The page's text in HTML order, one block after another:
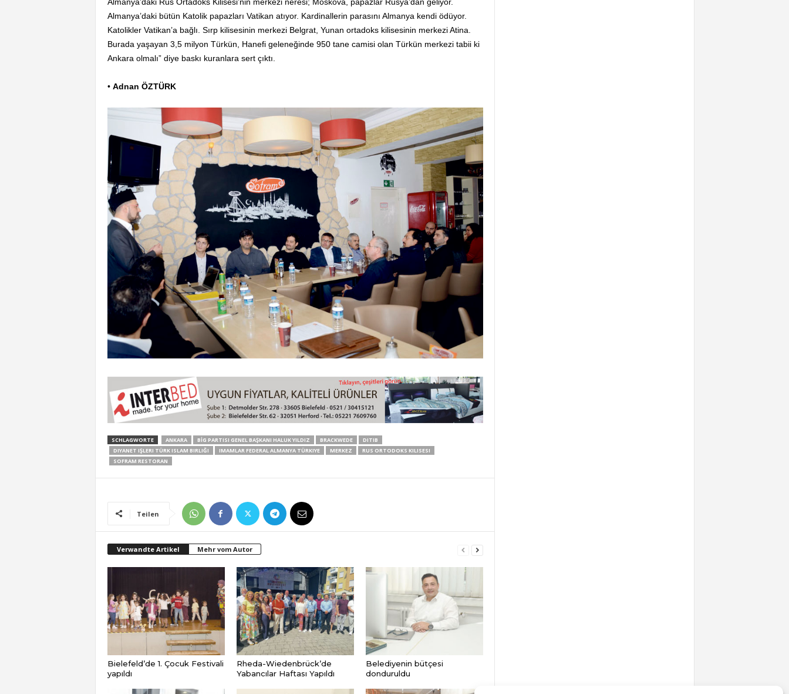
Almanya’daki bütün Katolik papazları Vatikan atıyor. Kardinallerin parasını Almanya kendi ödüyor.
Katolikler Vatikan’a bağlı. Sırp kilisesinin merkezi Belgrat, Yunan ortadoks kilisesinin merkezi Atina.
Burada yaşayan 3,5 milyon Türkün, Hanefi geleneğinde 950 tane camisi olan Türkün merkezi tabii ki
Ankara olmalı” diye baskı kuranlara sert çıktı.
• Adnan ÖZTÜRK
SCHLAGWORTE ANKARA BİG PARTISI GENEL BAŞKANI HALUK YILDIZ BRACKWEDE
DITIB
DIYANET IŞLERI TÜRK ISLAM BIRLIĞI
IMAMLAR FEDERAL ALMANYA TÜRKIYE MERKEZ
RUS ORTODOKS KILISESI
SOFRAM RESTORAN
Teilen
Verwandte Artikel Mehr vom Autor
Bielefeld’de 1. Çocuk Festivali
yapıldı
Rheda-Wiedenbrück’de
Yabancılar Haftası Yapıldı
Belediyenin bütçesi
donduruldu